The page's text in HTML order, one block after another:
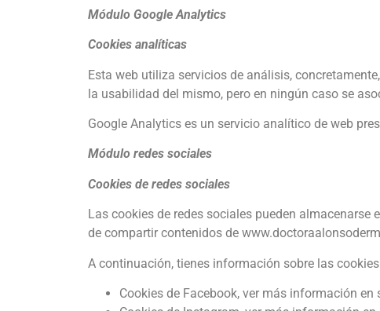
Módulo Google Analytics
Cookies analíticas
Esta web utiliza servicios de análisis, concretamente,
la usabilidad del mismo, pero en ningún caso se
Google Analytics es un servicio analítico de web
Módulo redes sociales
Cookies de redes sociales
Las cookies de redes sociales pueden
de compartir contenidos de
A continuación, tienes información sobre las
Cookies de Facebook, ver más información en